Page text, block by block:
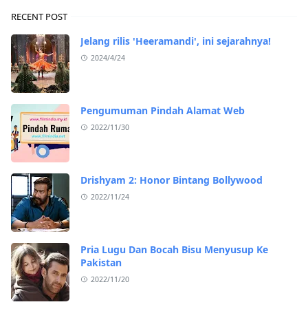
RECENT POST
Jelang rilis 'Heeramandi', ini sejarahnya!
2024/4/24
Pengumuman Pindah Alamat Web
2022/11/30
Drishyam 2: Honor Bintang Bollywood
2022/11/24
Pria Lugu Dan Bocah Bisu Menyusup Ke
Pakistan
2022/11/20